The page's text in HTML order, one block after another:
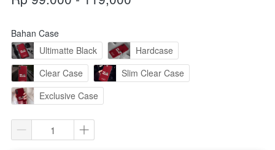
Bahan Case
Ultimatte Black
Hardcase
Clear Case
Slim Clear Case
Exclusive Case